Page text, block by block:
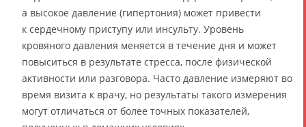
а высокое давление (гипертония) может привести
к сердечному приступу или инсульту. Уровень
кровяного давления меняется в течение дня и может
повыситься в результате стресса, после физической
активности или разговора. Часто давление измеряют во
время визита к врачу, но результаты такого измерения
могут отличаться от более точных показателей,